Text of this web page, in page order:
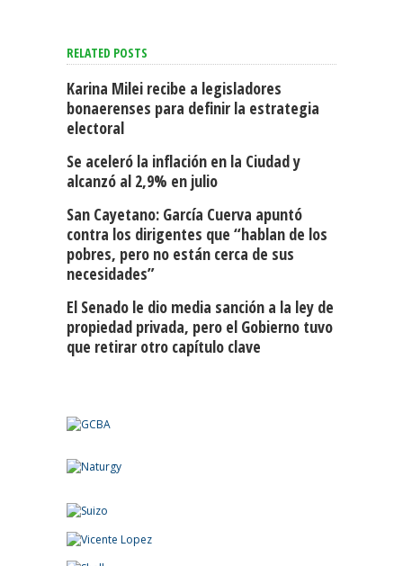
RELATED POSTS
Karina Milei recibe a legisladores
bonaerenses para definir la estrategia
electoral
Se aceleró la inflación en la Ciudad y
alcanzó al 2,9% en julio
San Cayetano: García Cuerva apuntó
contra los dirigentes que “hablan de los
pobres, pero no están cerca de sus
necesidades”
El Senado le dio media sanción a la ley de
propiedad privada, pero el Gobierno tuvo
que retirar otro capítulo clave